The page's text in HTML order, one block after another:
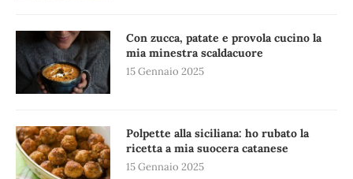
Con zucca, patate e provola cucino la
mia minestra scaldacuore
15 Gennaio 2025
Polpette alla siciliana: ho rubato la
ricetta a mia suocera catanese
15 Gennaio 2025